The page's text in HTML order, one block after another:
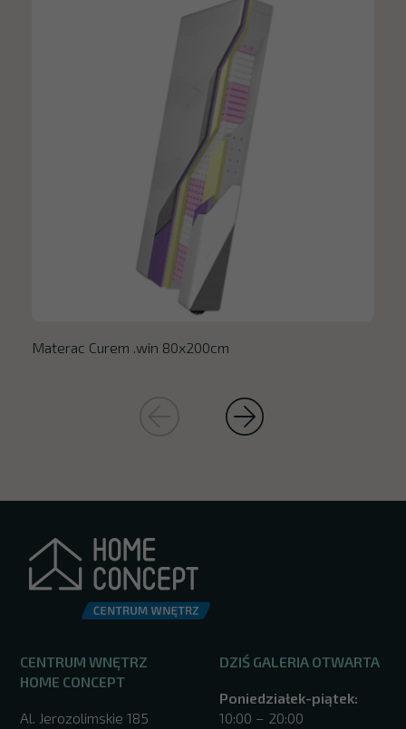
Materac Curem .win 80x200cm
CENTRUM WNĘTRZ
HOME CONCEPT
Al. Jerozolimskie 185
DZIŚ GALERIA OTWARTA
Poniedziałek-piątek:
10:00 – 20:00